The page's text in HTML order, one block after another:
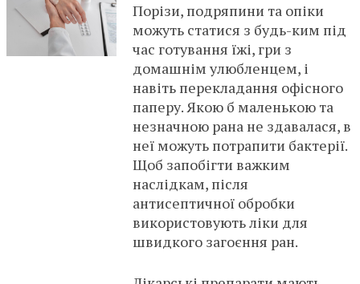
Порізи, подряпини та опіки
можуть статися з будь-ким під
час готування їжі, гри з
домашнім улюбленцем, і
навіть перекладання офісного
паперу. Якою б маленькою та
незначною рана не здавалася, в
неї можуть потрапити бактерії.
Щоб запобігти важким
наслідкам, після
антисептичної обробки
використовують ліки для
швидкого загоєння ран.